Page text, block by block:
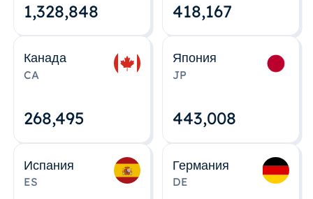
1,328,848 418,167
Канада
CA
268,495
Япония
JP
443,008
Испания
ES
Германия
DE